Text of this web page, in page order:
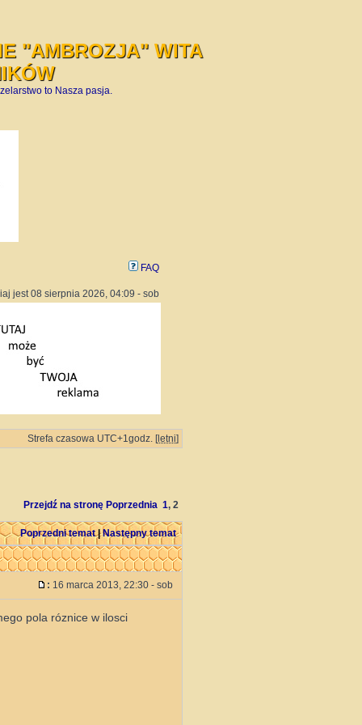
"AMBROZJA" WITA
to Nasza pasja.
FAQ
jest 08 sierpnia 2026, 04:09 - sob
Strefa czasowa UTC+1godz. [letni]
Przejdź na stronę Poprzednia 1, 2
Poprzedni temat|Następny temat
: 16 marca 2013, 22:30 - sob
pola róznice w ilosci